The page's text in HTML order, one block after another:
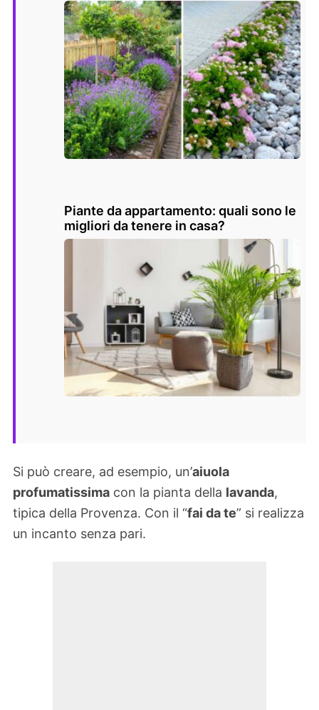
Piante da appartamento: quali sono le
migliori da tenere in casa?
Si può creare, ad esempio, un’aiuola
profumatissima con la pianta della lavanda,
tipica della Provenza. Con il “fai da te” si realizza
un incanto senza pari.